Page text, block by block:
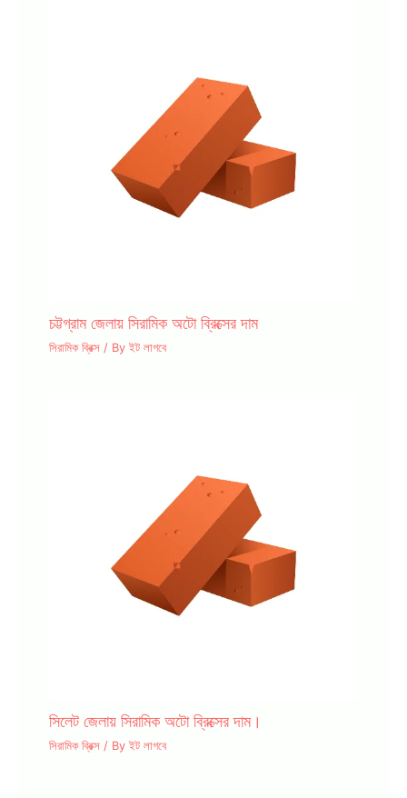
চট্টগ্রাম জেলায় সিরামিক অটো ব্রিক্সের দাম
সিরামিক ব্রিক্স / Byইট লাগবে
সিলেট জেলায় সিরামিক অটো ব্রিক্সের দাম।
সিরামিক ব্রিক্স / Byইট লাগবে